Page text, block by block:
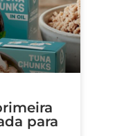
para